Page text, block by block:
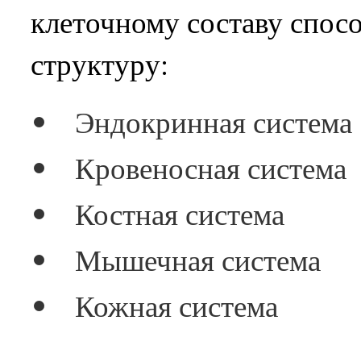
клеточному составу
структуру:
Эндокринная система
Кровеносная система
Костная система
Мышечная система
Кожная система